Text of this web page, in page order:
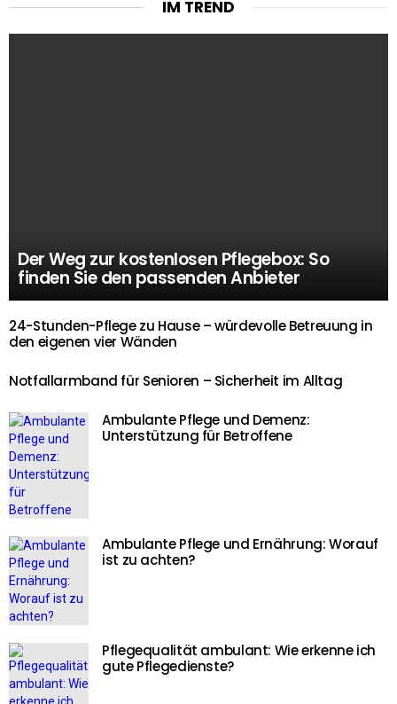
IM TREND
Der Weg zur kostenlosen Pflegebox: So
finden Sie den passenden Anbieter
24-Stunden-Pflege zu Hause – würdevolle Betreuung in
den eigenen vier Wänden
Notfallarmband für Senioren – Sicherheit im Alltag
Ambulante Pflege und Demenz:
Unterstützung für Betroffene
Ambulante Pflege und Ernährung: Worauf
ist zu achten?
Pflegequalität ambulant: Wie erkenne ich
gute Pflegedienste?